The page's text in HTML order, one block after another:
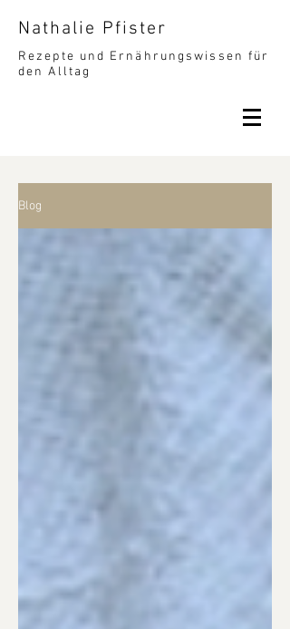
Nathalie Pfister
Rezepte und Ernährungswissen für
den Alltag
Blog